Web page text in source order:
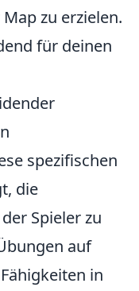
zu erzielen.
für deinen
spezifischen
die
Spieler zu
auf
in